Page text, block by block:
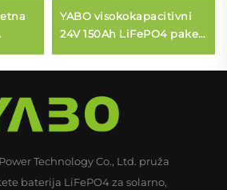
izvan
YABO visokokapacitivni
24V 150Ah LiFePO4 paket
za pohranu energije za
željezo-fosfatnih baterija
za RV, brod, izvan mreže i
Technology Co., Ltd. pruža
baterija LiFePO4 za solarno,